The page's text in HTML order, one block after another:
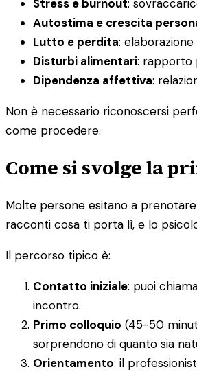
Stress e burnout:
Autostima e crescita
Lutto e perdita:
Disturbi alimentari: rapporto
Dipendenza affettiva:
Non è necessario riconoscersi
come procedere.
Come si svolge la
Molte persone esitano a
racconti cosa ti porta lì, e lo
Il percorso tipico è:
Contatto iniziale: puoi
incontro.
Primo colloquio (45-50
sorprendono di quanto sia
Orientamento: il